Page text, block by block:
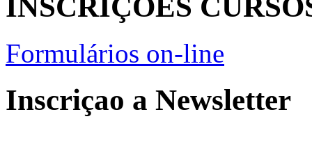
INSCRIÇÕES
Formulários on-line
Inscriçao a Newsletter